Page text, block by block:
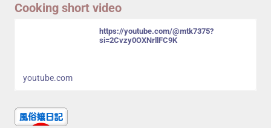
Cooking short video
https://youtube.com/@mtk7375?
si=2Cvzy0OXNrllFC9K
youtube.com